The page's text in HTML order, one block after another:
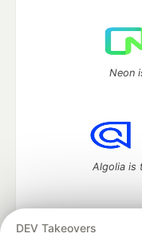
DEV Takeovers
Neon
Algolia is